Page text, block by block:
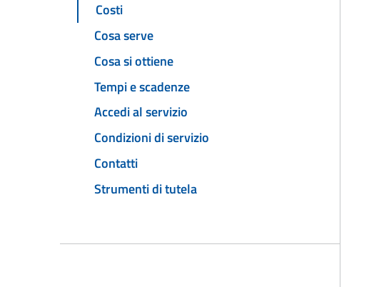
Costi
Cosa serve
Cosa si ottiene
Tempi e scadenze
Accedi al servizio
Condizioni di servizio
Contatti
Strumenti di tutela